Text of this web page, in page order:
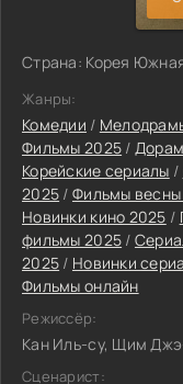
Страна: Корея
Жанры:
Комедии /
Фильмы 2025 /
Корейские сериалы /
2025 / Фильмы
Новинки кино 2025 /
фильмы 2025 /
2025 / Новинки
Фильмы онлайн
Режиссёр:
Кан Иль-су, Щим
Сценарист: